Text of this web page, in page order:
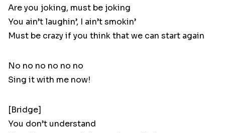
Are you joking, must be joking
You ain’t laughin’, I ain’t smokin’
Must be crazy if you think that we can start again
No no no no no no
Sing it with me now!
[Bridge]
You don’t understand